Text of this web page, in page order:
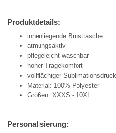
Produktdetails:
innenliegende Brusttasche
atmungsaktiv
pflegeleicht waschbar
hoher Tragekomfort
vollflächiger Sublimationsdruck
Material: 100% Polyester
Größen: XXXS - 10XL
Personalisierung: